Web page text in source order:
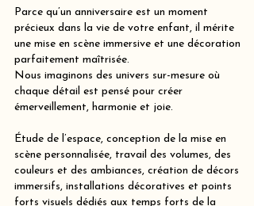
Parce qu’un anniversaire est un moment
précieux dans la vie de votre enfant, il mérite
une mise en scène immersive et une décoration
parfaitement maîtrisée.
Nous imaginons des univers sur-mesure où
chaque détail est pensé pour créer
émerveillement, harmonie et joie.
Étude de l’espace, conception de la mise en
scène personnalisée, travail des volumes, des
couleurs et des ambiances, création de décors
immersifs, installations décoratives et points
forts visuels dédiés aux temps forts de la